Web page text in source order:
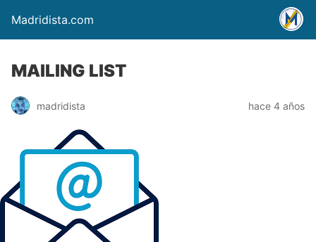
Madridista.com
MAILING LIST
madridista hace 4 años